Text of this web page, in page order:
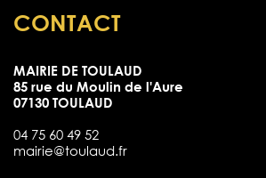
CONTACT
MAIRIE DE TOULAUD
85 rue du Moulin de l'Aure
07130 TOULAUD
04 75 60 49 52
mairie@toulaud.fr